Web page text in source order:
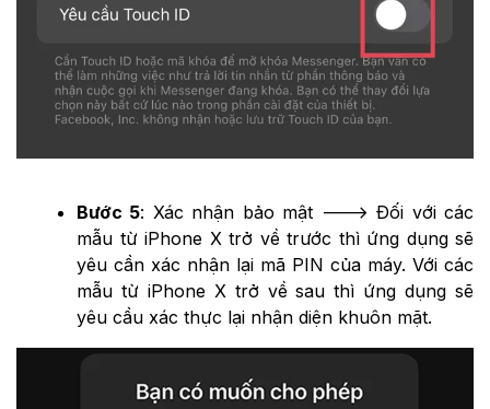
Bước 5: Xác nhận bảo mật ---> Đối với các
mẫu từ iPhone X trở về trước thì ứng dụng sẽ
yêu cần xác nhận lại mã PIN của máy. Với các
mẫu từ iPhone X trở về sau thì ứng dụng sẽ
yêu cầu xác thực lại nhận diện khuôn mặt.